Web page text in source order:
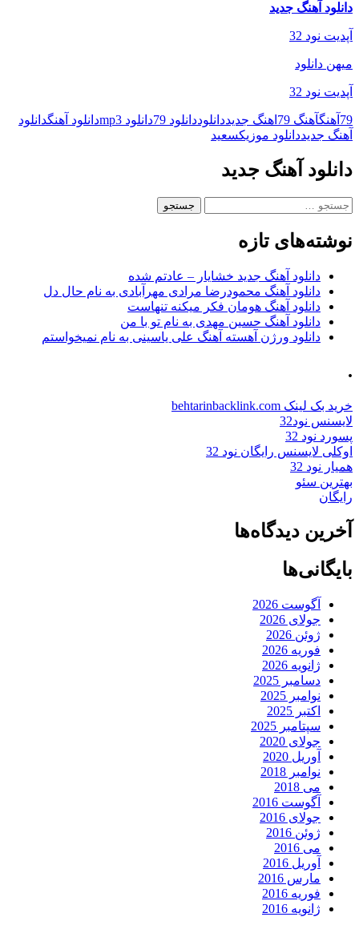
دانلود آهنگ جدید
آپدیت نود 32
میهن دانلود
آپدیت نود 32
79 آهنگآهنگ 79 اهنگ جدیددانلوددانلود 79 دانلود mp3 دانلود آهنگدانلود
آهنگ جدیددانلود موزیکسعید
دانلود آهنگ جدید
جستجو
نوشته‌های تازه
دانلود آهنگ جدید خشایار – عادتم شده
دانلود آهنگ محمودرضا مرادی مهرآبادی به نام حال دل
دانلود آهنگ هومان فکر میکنه تنهاست
دانلود آهنگ حسین مهدی به نام تو با من
دانلود ورژن آهسته آهنگ علی یاسینی به نام نمیخواستم
.
خرید بک لینک behtarinbacklink.com
لایسنس نود32
پسورد نود 32
اوکلی لایسنس رایگان نود 32
همیار نود 32
بهترین سئو
رایگان
آخرین دیدگاه‌ها
بایگانی‌ها
آگوست 2026
جولای 2026
ژوئن 2026
فوریه 2026
ژانویه 2026
دسامبر 2025
نوامبر 2025
اکتبر 2025
سپتامبر 2025
جولای 2020
آوریل 2020
نوامبر 2018
می 2018
آگوست 2016
جولای 2016
ژوئن 2016
می 2016
آوریل 2016
مارس 2016
فوریه 2016
ژانویه 2016